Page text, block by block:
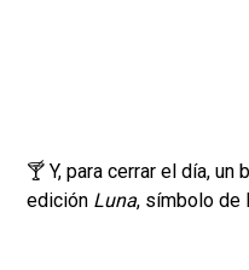
🍸 Y, para cerrar el día, un
edición Luna, símbolo de